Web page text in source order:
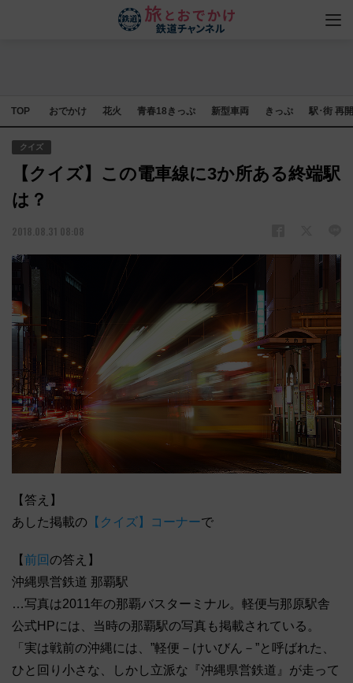
TOP おでかけ 花火 青春18きっぷ 新型車両 きっぷ 駅･街 再
クイズ
【クイズ】この電車線に3か所ある終端駅
は？
2018.08.31 08:08
【答え】
あした掲載の 【クイズ】コーナーで
【前回の答え】
沖縄県営鉄道 那覇駅
…写真は2011年の那覇バスターミナル。軽便与那原駅舎
公式HPには、当時の那覇駅の写真も掲載されている。
「実は戦前の沖縄には、”軽便－けいびん－”と呼ばれた、
ひと回り小さな、しかし立派な『沖縄県営鉄道』が走って